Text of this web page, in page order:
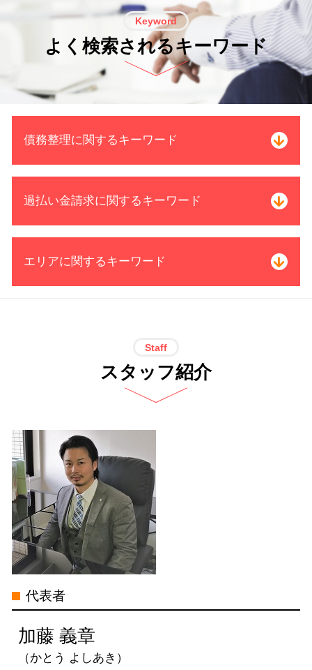
Keyword
よく検索されるキーワード
債務整理に関するキーワード
個人再生 開始決定通知
株 破産
債務整理 相談 流れ
民事再生 個人
個人再生 再生計画
個人再生 手続き 流れ
個人再生 債務整理 メリット
債務整理 個人再生 デメリット
個人再生 受任通知
自己破産 個人再生 デメリット
自己破産 官報 期間
債務 整理 受任 通知
自己破産 家族 影響
破産 免責
過払い金請求に関するキーワード
過払い金 訴訟
消費者金融 返済 過払い金
過払い請求 消費者金融 借り入れ
過払い金 取り戻し分
過払い金請求 司法書士 限度額
過払い金 請求 計算
過払い金 分断
過払い金 遅延損害金
過払い金 請求 リスク
借金 過払い 相談
過払い金 引き直し計算
過払い金 時効
過払い金 クレジットカード
過払い金 利率
過払い金 取引履歴
エリアに関するキーワード
自己破産 司法書士 電話 無料相談 名
借金問題 司法書士 電話 無料相談 名
古屋市
借金問題 司法書士 電話 無料相談 中
村区
特定調停 司法書士 電話 無料相談 三
重県
自己破産 司法書士 電話 無料相談 三
重県
阜県
三重県
借金問題 司法書士 電話 無料相談 愛
Staff
スタッフ紹介
代表者
加藤 義章
（かとう よしあき）